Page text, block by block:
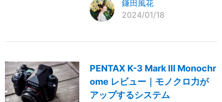
鎌田風花
2024/01/18
PENTAX K-3 Mark III Monochr
ome レビュー｜モノクロ力が
アップするシステム